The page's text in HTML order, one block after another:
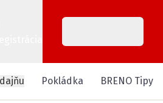
Pokládka BRENO Tipy